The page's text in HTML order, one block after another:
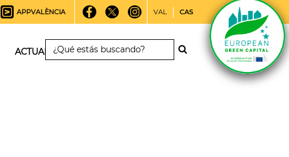
APPVALÈNCIA VAL CAS
ACTUALIDAD